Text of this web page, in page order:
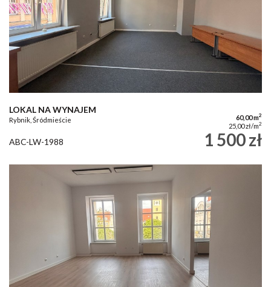
LOKAL NA WYNAJEM
Rybnik, Śródmieście 60,00 m2
25,00 zł/m2
ABC-LW-1988 1 500 zł